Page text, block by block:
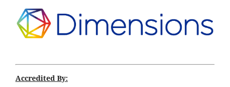
Accredited By: